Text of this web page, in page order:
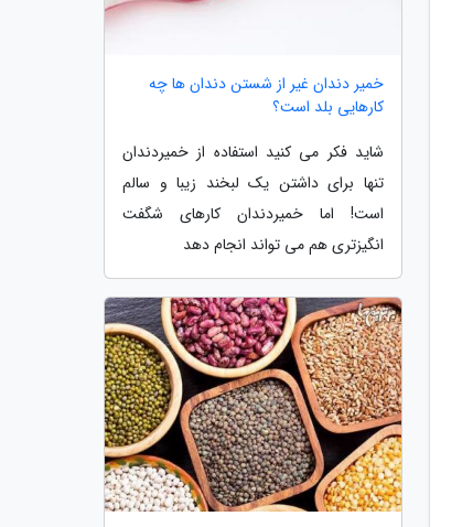
خمیر دندان غیر از شستن دندان ها چه
کارهایی بلد است؟
شاید فکر می کنید استفاده از خمیردندان
تنها برای داشتن یک لبخند زیبا و سالم
است! اما خمیردندان کارهای شگفت
انگیزتری هم می تواند انجام دهد